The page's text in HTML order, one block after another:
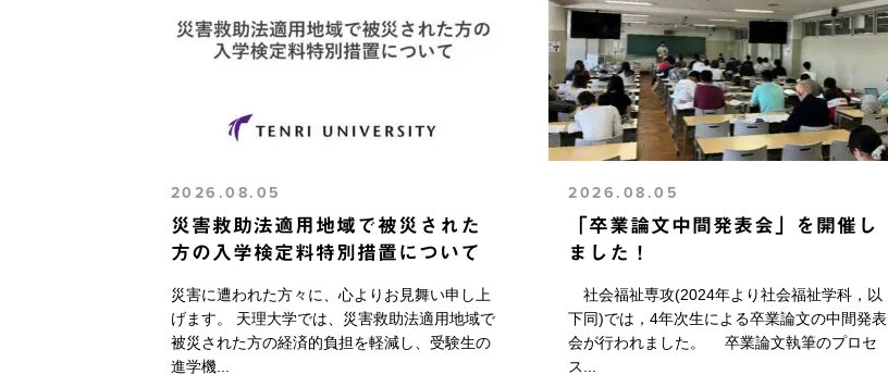
2026.08.05
災害救助法適用地域で被災された
方の入学検定料特別措置について
災害に遭われた方々に、心よりお見舞い申し上
げます。 天理大学では、災害救助法適用地域で
被災された方の経済的負担を軽減し、受験生の
進学機...
2026.08.05
「卒業論文中間発表会」を開催し
ました！
社会福祉専攻(2024年より社会福祉学科，以
下同)では，4年次生による卒業論文の中間発表
会が行われました。 卒業論文執筆のプロセ
ス...